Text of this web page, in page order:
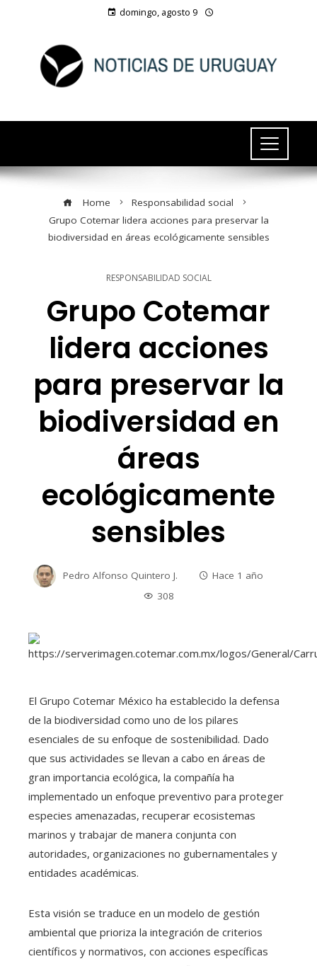
domingo, agosto 9
Home
Responsabilidad social
Grupo Cotemar lidera acciones para preservar la
biodiversidad en áreas ecológicamente sensibles
RESPONSABILIDAD SOCIAL
Grupo Cotemar
lidera acciones
para preservar la
biodiversidad en
áreas
ecológicamente
sensibles
Pedro Alfonso Quintero J.
Hace 1 año
308
El Grupo Cotemar México ha establecido la defensa
de la biodiversidad como uno de los pilares
esenciales de su enfoque de sostenibilidad. Dado
que sus actividades se llevan a cabo en áreas de
gran importancia ecológica, la compañía ha
implementado un enfoque preventivo para proteger
especies amenazadas, recuperar ecosistemas
marinos y trabajar de manera conjunta con
autoridades, organizaciones no gubernamentales y
entidades académicas.
Esta visión se traduce en un modelo de gestión
ambiental que prioriza la integración de criterios
científicos y normativos, con acciones específicas